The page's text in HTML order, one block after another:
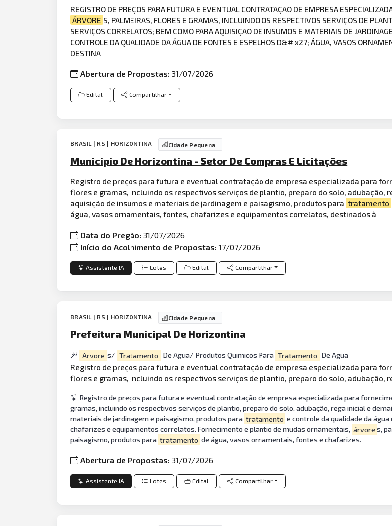
REGISTRO DE PREÇOS PARA FUTURA E EVENTUAL CONTRATAÇAO DE EMPRESA
ÁRVORE S, PALMEIRAS, FLORES E GRAMAS, INCLUINDO OS RESPECTIVOS SERVIÇOS DE
SERVIÇOS CORRELATOS; BEM COMO PARA AQUISIÇAO DE INSUMOS E MATERIAIS DE
CONTROLE DA QUALIDADE DA ÁGUA DE FONTES E ESPELHOS D&# x27; ÁGUA, VASOS
DESTINA
Abertura de Propostas:31/07/2026
Edital Compartilhar
BRASIL | RS | HORIZONTINA Cidade Pequena
Municipio De Horizontina - Setor De Compras E Licitações
Registro de preços para futura e eventual contratação de empresa especializada para
flores e gramas, incluindo os respectivos serviços de plantio, preparo do solo, adubação,
aquisição de insumos e materiais de jardinagem e paisagismo, produtos para tratamento
água, vasos ornamentais, fontes, chafarizes e equipamentos correlatos, destinados à
Data do Pregão:31/07/2026
Início do Acolhimento de Propostas:17/07/2026
Assistente IA Lotes Edital Compartilhar
BRASIL | RS | HORIZONTINA Cidade Pequena
Prefeitura Municipal De Horizontina
Arvore s/ Tratamento De Agua/ Produtos Quimicos Para Tratamento De Agua
Registro de preços para futura e eventual contratação de empresa especializada para
flores e gramas, incluindo os respectivos serviços de plantio, preparo do solo, adubação,
Registro de preços para futura e eventual contratação de empresa especializada para
gramas, incluindo os respectivos serviços de plantio, preparo do solo, adubação, rega inicial e
materiais de jardinagem e paisagismo, produtos para tratamento e controle da qualidade da
chafarizes e equipamentos correlatos. Fornecimento e plantio de mudas ornamentais, árvore s,
paisagismo, produtos para tratamento de água, vasos ornamentais, fontes e chafarizes.
Abertura de Propostas:31/07/2026
Assistente IA Lotes Edital Compartilhar